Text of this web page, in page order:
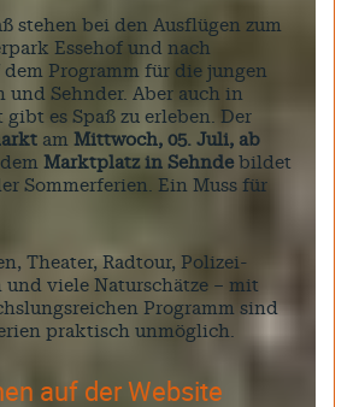
stehen bei den Ausflügen zum
Essehof und nach
Programm für die jungen
und Sehnder. Aber auch in
gibt es Spaß zu erleben. Der
am Mittwoch, 05. Juli, ab
Marktplatz in Sehnde bildet
Sommerferien. Ein Muss für
Theater, Radtour, Polizei-
viele Naturschätze – mit
Programm sind
praktisch unmöglich.
auf der Website